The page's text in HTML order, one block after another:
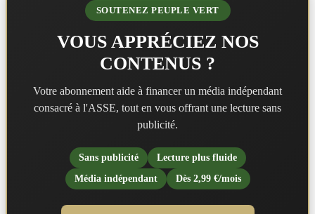
SOUTENEZ PEUPLE VERT
VOUS APPRÉCIEZ NOS
CONTENUS ?
Votre abonnement aide à financer un média indépendant
consacré à l'ASSE, tout en vous offrant une lecture sans
publicité.
Sans publicité
Lecture plus fluide
Média indépendant
Dès 2,99 €/mois